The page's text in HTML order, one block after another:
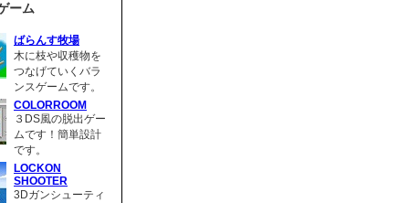
ーム
ばらんす牧場
木に枝や収穫物を
つなげていくバラ
ンスゲームです。
COLORROOM
３DS風の脱出ゲー
ムです！簡単設計
です。
LOCKON
SHOOTER
3Dガンシューティ